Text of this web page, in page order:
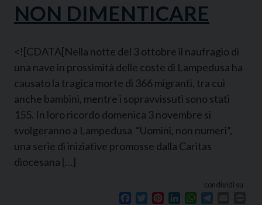
NON DIMENTICARE
<![CDATA[Nella notte del 3 ottobre il naufragio di
una nave in prossimità delle coste di Lampedusa ha
causato la tragica morte di 366 migranti, tra cui
anche bambini, mentre i sopravvissuti sono stati
155. In loro ricordo domenica 3 novembre si
svolgeranno a Lampedusa “Uomini, non numeri”,
una serie di iniziative promosse dalla Caritas
diocesana […]
condividi su
Facebook
TwitterPinterestLinkedInWhatsApp